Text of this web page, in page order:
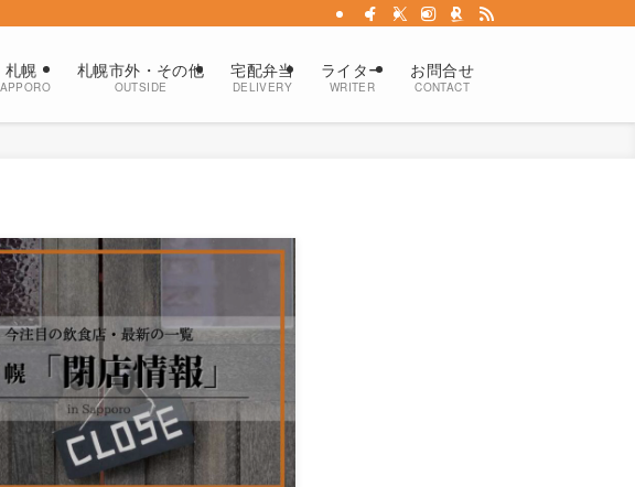
札幌 札幌市外・その他
OUTSIDE
宅配弁当
DELIVERY
ライター
WRITER
お問合せ
CONTACT